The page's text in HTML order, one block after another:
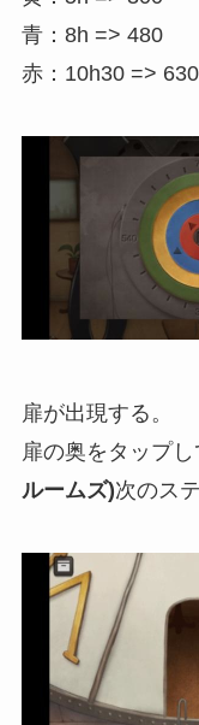
青：8h => 480
赤：10h30 => 630
扉が出現する。
扉の奥をタップし
ルームズ)次のス